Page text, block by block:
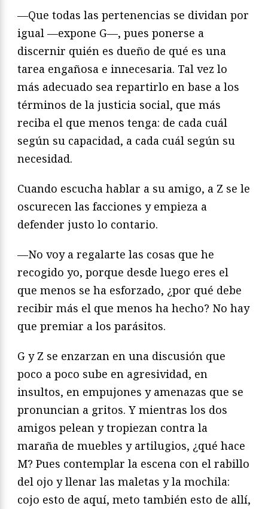
—Que todas las pertenencias se dividan por
igual —expone G—, pues ponerse a
discernir quién es dueño de qué es una
tarea engañosa e innecesaria. Tal vez lo
más adecuado sea repartirlo en base a los
términos de la justicia social, que más
reciba el que menos tenga: de cada cuál
según su capacidad, a cada cuál según su
necesidad.
Cuando escucha hablar a su amigo, a Z se le
oscurecen las facciones y empieza a
defender justo lo contario.
—No voy a regalarte las cosas que he
recogido yo, porque desde luego eres el
que menos se ha esforzado, ¿por qué debe
recibir más el que menos ha hecho? No hay
que premiar a los parásitos.
G y Z se enzarzan en una discusión que
poco a poco sube en agresividad, en
insultos, en empujones y amenazas que se
pronuncian a gritos. Y mientras los dos
amigos pelean y tropiezan contra la
maraña de muebles y artilugios, ¿qué hace
M? Pues contemplar la escena con el rabillo
del ojo y llenar las maletas y la mochila:
cojo esto de aquí, meto también esto de allí,